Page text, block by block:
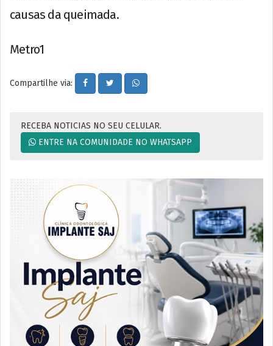
causas da queimada.
Metro1
Compartilhe via:
RECEBA NOTICIAS NO SEU CELULAR.
ENTRE NA COMUNIDADE NO WHATSAPP